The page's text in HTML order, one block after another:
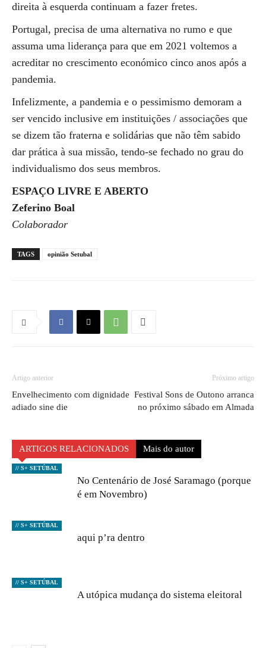
direita à esquerda continuam a fazer fretes.
Portugal, precisa de uma alternativa no rumo e que
assuma uma liderança para que em 2021 voltemos a
acreditar no crescimento económico cinco anos após a
pandemia.
Infelizmente, a pandemia e o pessimismo demoram a
ser vencido inclusive em instituições / associações que
se dizem tão fraterna e solidárias que não têm sabido
dar prática à sua missão, tendo-se fechado no grau do
individualismo dos seus membros.
ESPAÇO LIVRE E ABERTO
Zeferino Boal
Colaborador
TAGS opinião Setubal
Artigo anterior
Envelhecimento com dignidade
adiado sine die
Próximo artigo
Festival Sons de Outono arranca
no próximo sábado em Almada
ARTIGOS RELACIONADOS Mais do autor
// S+ SETÚBAL
No Centenário de José Saramago (porque
é em Novembro)
// S+ SETÚBAL
aqui p’ra dentro
// S+ SETÚBAL
A utópica mudança do sistema eleitoral